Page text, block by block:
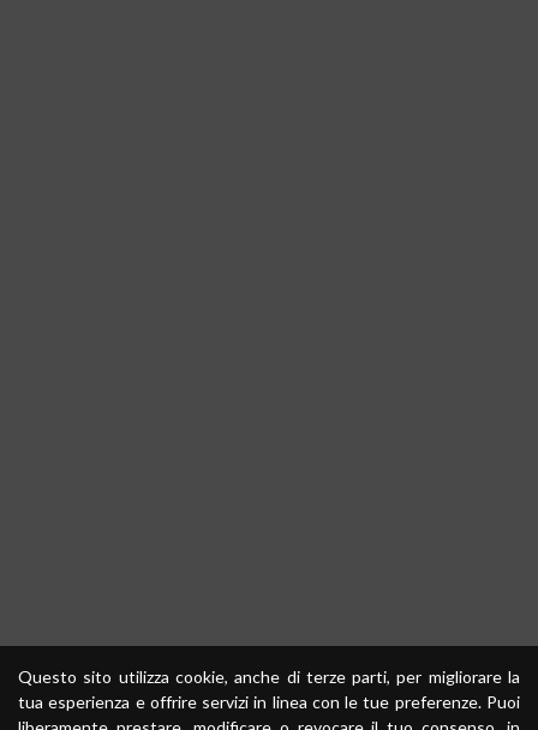
Questo sito utilizza cookie, anche di terze parti, per migliorare la
tua esperienza e offrire servizi in linea con le tue preferenze. Puoi